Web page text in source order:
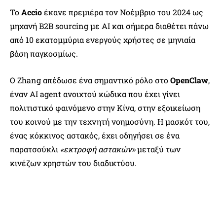
ΤοAccioέκανε πρεμιέρα τον Νοέμβριο του 2024 ως
μηχανή B2B sourcing με AI και σήμερα διαθέτει πάνω
από 10 εκατομμύρια ενεργούς χρήστες σε μηνιαία
βάση παγκοσμίως.
Ο Zhang απέδωσε ένα σημαντικό ρόλο στοOpenClaw,
έναν AI agent ανοιχτού κώδικα που έχει γίνει
πολιτιστικό φαινόμενο στην Κίνα, στην εξοικείωση
του κοινού με την τεχνητή νοημοσύνη. Η μασκότ του,
ένας κόκκινος αστακός, έχει οδηγήσει σε ένα
παρατσούκλι «εκτροφή αστακών»μεταξύ των
κινέζων χρηστών του διαδικτύου.